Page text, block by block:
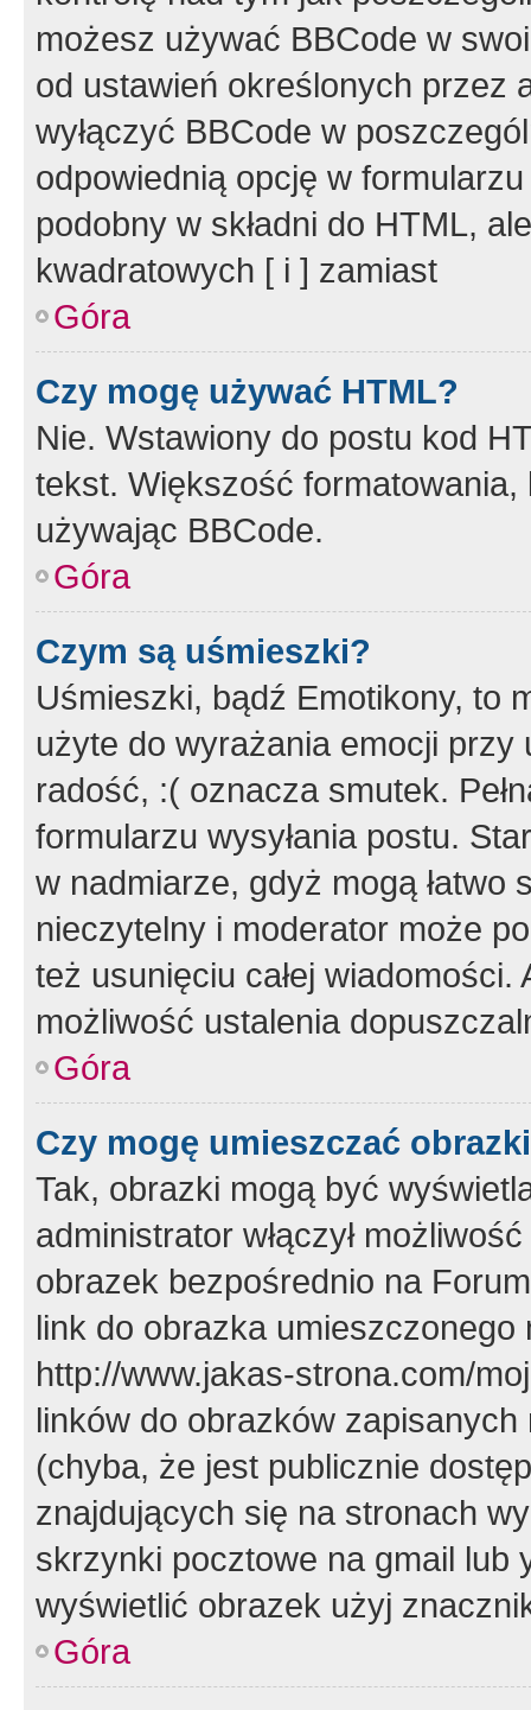
możesz używać BBCode w
od ustawień określonych przez
wyłączyć BBCode w
odpowiednią opcję w
podobny w składni do HTML,
kwadratowych [ i ] zamiast
Góra
Czy mogę używać HTML?
Nie. Wstawiony do postu kod
tekst. Większość
używając BBCode.
Góra
Czym są uśmieszki?
Uśmieszki, bądź Emotikony, to
użyte do wyrażania emocji
radość, :( oznacza smutek.
formularzu wysyłania postu.
w nadmiarze, gdyż mogą
nieczytelny i moderator może
też usunięciu całej
możliwość ustalenia
Góra
Czy mogę umieszczać
Tak, obrazki mogą być
administrator włączył
obrazek bezpośrednio na
link do obrazka
http://www.jakas-strona.com/
linków do obrazków
(chyba, że jest publicznie
znajdujących się na stronach
skrzynki pocztowe na gmail lub
wyświetlić obrazek użyj
Góra